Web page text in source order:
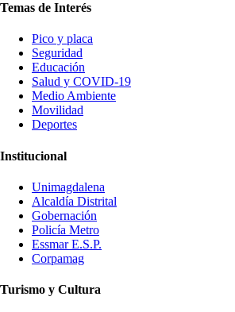
Temas de Interés
Pico y placa
Seguridad
Educación
Salud y COVID-19
Medio Ambiente
Movilidad
Deportes
Institucional
Unimagdalena
Alcaldía Distrital
Gobernación
Policía Metro
Essmar E.S.P.
Corpamag
Turismo y Cultura